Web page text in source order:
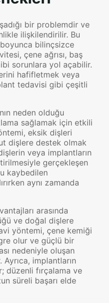
bir problemdir ve
ilişkilendirilir. Bu
bilinçsizce
çene ağrısı, baş
sorunlara yol açabilir.
hafifletmek veya
tedavisi gibi çeşitli
neden olduğu
sağlamak için etkili
eksik dişleri
dişlere destek olmak
veya implantların
gerçekleşen
kaybedilen
aynı zamanda
arasında
ve doğal dişlere
yöntemi, çene kemiği
olur ve güçlü bir
nedeniyle oluşan
Ayrıca, implantların
düzenli fırçalama ve
süreli başarı elde